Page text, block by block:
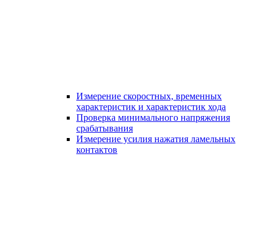
Измерение скоростных, временных
характеристик и характеристик хода
Проверка минимального напряжения
срабатывания
Измерение усилия нажатия ламельных
контактов